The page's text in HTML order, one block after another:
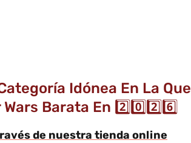
Idónea En La Que
Barata En 2️⃣0️⃣2️⃣6️⃣
de nuestra tienda online